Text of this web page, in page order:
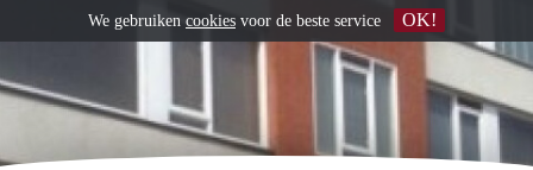
We gebruiken cookies voor de beste service OK!